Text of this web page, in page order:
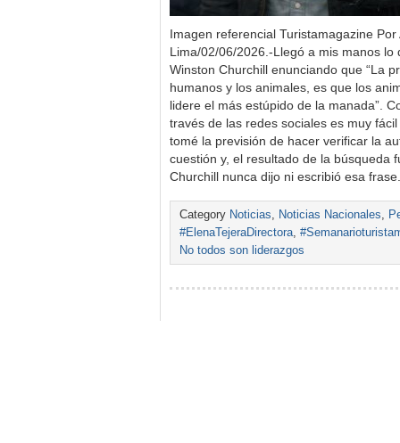
Imagen referencial Turistamagazine
Lima/02/06/2026.-Llegó a mis manos
Winston Churchill enunciando que “La
humanos y los animales, es que los
lidere el más estúpido de la manada”.
través de las redes sociales es muy
tomé la previsión de hacer verificar la
cuestión y, el resultado de la búsqueda
Churchill nunca dijo ni escribió esa
Category Noticias, Noticias Nacionales,
#ElenaTejeraDirectora,
No todos son liderazgos